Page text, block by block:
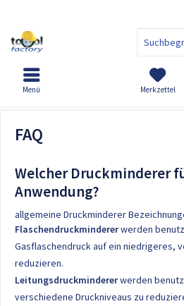
Merkzettel
Menü
FAQ
Welcher Druckminderer
Anwendung?
allgemeine Druckminderer
Flaschendruckmindererwerden
Gasflaschendruck auf ein niedrigeres,
reduzieren.
Leitungsdruckmindererwerden
verschiedene Druckniveaus zu